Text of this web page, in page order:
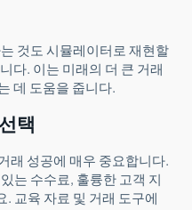
것도 시뮬레이터로 재현할
다. 이는 미래의 더 큰 거래
데 도움을 줍니다.
택
래 성공에 매우 중요합니다.
는 수수료, 훌륭한 고객 지
교육 자료 및 거래 도구에